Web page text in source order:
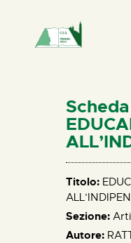
HOME
CHI
NEWS
PERCORSI
ELISA
Titolo:
Sezione:
Autore: